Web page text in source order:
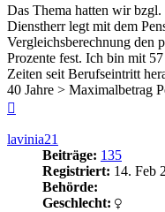
Das Thema hatten wir
Dienstherr legt mit dem
Vergleichsberechnung den
Prozente fest. Ich bin mit
Zeiten seit Berufseintritt
40 Jahre > Maximalbetrag
lavinia21
Beiträge: 135
Registriert: 14. Feb
Behörde:
Geschlecht: